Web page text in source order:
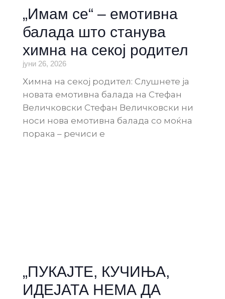
„Имам се“ – емотивна
балада што станува
химна на секој родител
јуни 26, 2026
Химна на секој родител: Слушнете ја
новата емотивна балада на Стефан
Величковски Стефан Величковски ни
носи нова емотивна балада со моќна
порака – речиси е
„ПУКАЈТЕ, КУЧИЊА,
ИДЕЈАТА НЕМА ДА